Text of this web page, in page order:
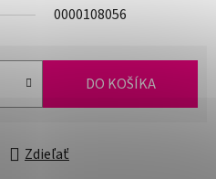
0000108056
DO KOŠÍKA
Zdieľať